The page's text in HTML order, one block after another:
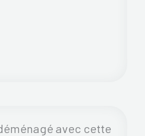
avec cette